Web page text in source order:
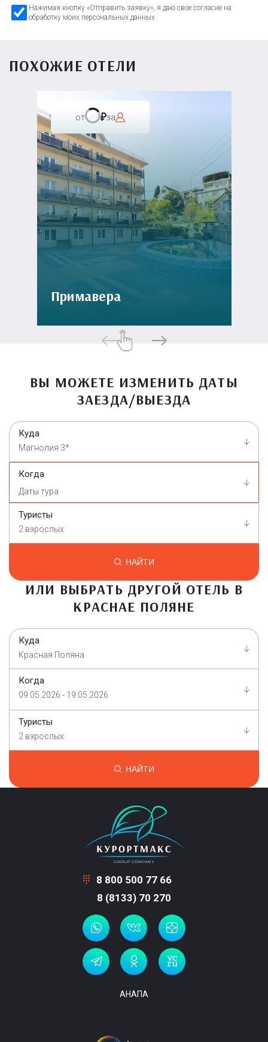
Нажимая кнопку «Отправить заявку», я даю свое согласие на
обработку моих персональных данных
ПОХОЖИЕ ОТЕЛИ
от за
Примавера
ВЫ МОЖЕТЕ ИЗМЕНИТЬ ДАТЫ
ЗАЕЗДА/ВЫЕЗДА
Куда
Магнолия 3*
Когда
Туристы
2 взрослых
НАЙТИ
ИЛИ ВЫБРАТЬ ДРУГОЙ ОТЕЛЬ В
КРАСНАЕ ПОЛЯНЕ
Куда
Красная Поляна
Когда
09.05.2026 - 19.05.2026
Туристы
2 взрослых
НАЙТИ
8 800 500 77 66
8 (8133) 70 270
АНАПА